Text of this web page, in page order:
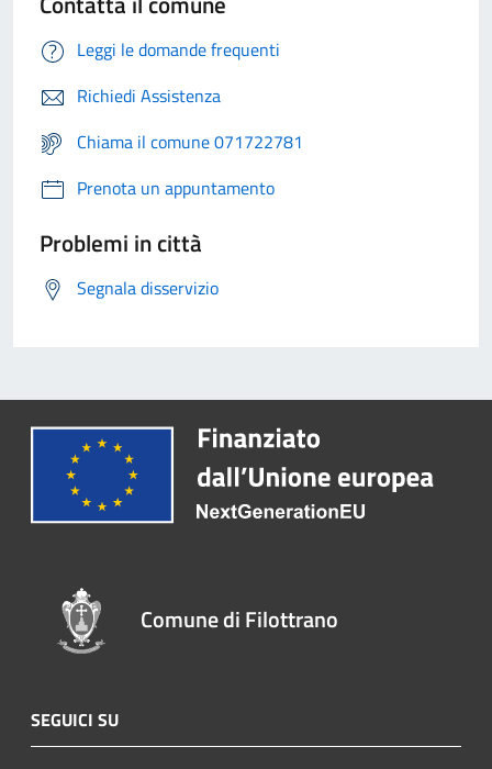
Leggi le domande frequenti
Richiedi Assistenza
Chiama il comune 071722781
Prenota un appuntamento
Problemi in città
Segnala disservizio
Comune di Filottrano
SEGUICI SU